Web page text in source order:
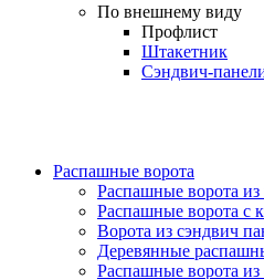
По внешнему виду
Профлист
Штакетник
Сэндвич-
Распашные ворота
Распашные ворота из
Распашные ворота с
Ворота из сэндвич
Деревянные
Распашные ворота из